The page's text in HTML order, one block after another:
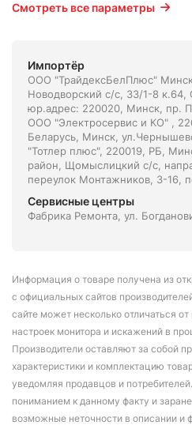
Смотреть все параметры
Импортёр
ООО "ТрайдексБелПлюс"
Новодворский с/с, 33/1-8 к.64,
юр.адрес: 220020, Минск, пр.
ООО "Электросервис и КО" ,
Беларусь, Минск,
"Тотлер плюс", 220019, РБ,
район, Щомыслицкий с/с,
переулок Монтажников, 3-16,
Сервисные центры
Фабрика Ремонта, ул.
Информация о товаре получена из
с официальных сайтов
сайте может несколько отличаться
настроек монитора и искажений в
Производители оставляют за собой
характеристики и комплектацию
уведомляя продавцов и
пониманием к данному факту и
возможные неточности в описании и